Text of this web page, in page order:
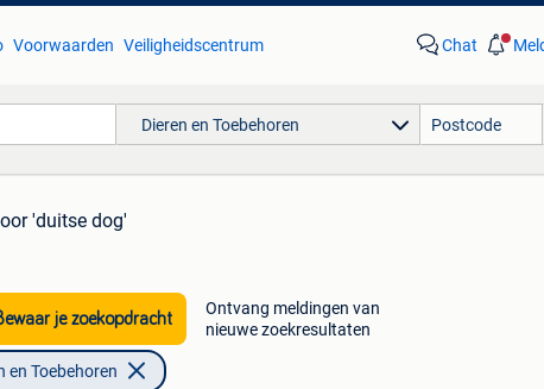
Voorwaarden Veiligheidscentrum Chat
Dieren en Toebehoren
'duitse dog'
je zoekopdracht
Ontvang meldingen van
nieuwe zoekresultaten
en Toebehoren